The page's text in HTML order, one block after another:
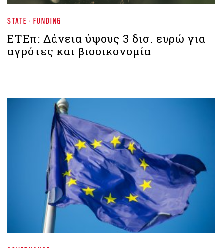
STATE - FUNDING
ΕΤΕπ: Δάνεια ύψους 3 δισ. ευρώ για
αγρότες και βιοοικονομία